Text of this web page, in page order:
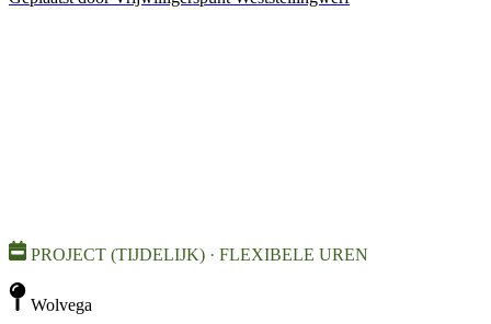
PROJECT (TIJDELIJK) · FLEXIBELE UREN
Wolvega